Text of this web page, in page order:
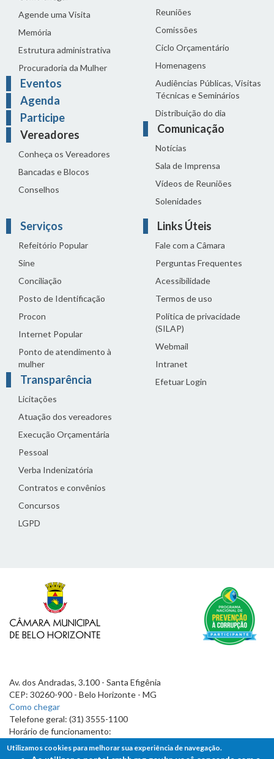
Agende uma Visita
Memória
Estrutura administrativa
Procuradoria da Mulher
Eventos
Agenda
Participe
Vereadores
Conheça os Vereadores
Bancadas e Blocos
Conselhos
Reuniões
Comissões
Ciclo Orçamentário
Homenagens
Audiências Públicas, Visitas
Técnicas e Seminários
Distribuição do dia
Comunicação
Notícias
Sala de Imprensa
Vídeos de Reuniões
Solenidades
Serviços
Refeitório Popular
Sine
Conciliação
Posto de Identificação
Procon
Internet Popular
Ponto de atendimento à
mulher
Transparência
Licitações
Atuação dos vereadores
Execução Orçamentária
Pessoal
Verba Indenizatória
Contratos e convênios
Concursos
LGPD
Links Úteis
Fale com a Câmara
Perguntas Frequentes
Acessibilidade
Termos de uso
Política de privacidade
(SILAP)
Webmail
Intranet
Efetuar Login
Av. dos Andradas, 3.100 - Santa Efigênia
CEP: 30260-900 - Belo Horizonte - MG
Como chegar
Telefone geral: (31) 3555-1100
Horário de funcionamento:
7h às 19h
Utilizamos cookies para melhorar sua experiência de navegação.